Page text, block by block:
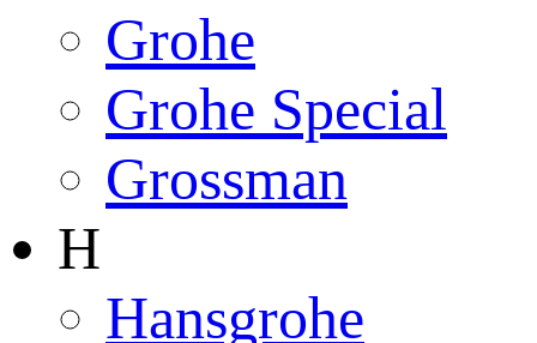
Grohe
Grohe Special
Grossman
H
Hansgrohe